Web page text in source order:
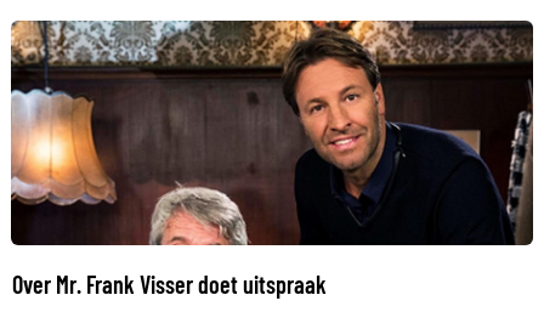
Over Mr. Frank Visser doet uitspraak